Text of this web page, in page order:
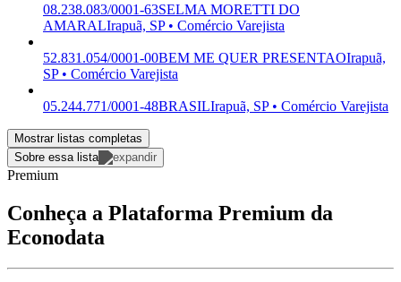
08.238.083/0001-63SELMA MORETTI DO
AMARALIrapuã, SP • Comércio Varejista
52.831.054/0001-00BEM ME QUER PRESENTAOIrapuã,
SP • Comércio Varejista
05.244.771/0001-48BRASILIrapuã, SP • Comércio Varejista
Mostrar listas completas
Sobre essa lista
Premium
Conheça a Plataforma Premium da
Econodata